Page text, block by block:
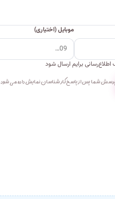
موبایل (اختیاری)
برایم ارسال شود
شما پس از پاسخ کارشناسان نمایش داده می‌شود.